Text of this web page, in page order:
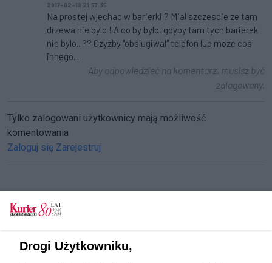
2017-02-19 21:57:35
Na prostej wjechac w barierki ? Mial szczescie ze tam
drzewa nie bylo ! A co by bylo, gdyby tam tych barierek
nie bylo...?? Czyzby "obslugiwal" telefon lub moze cos
innego...
Aby odpowiedzieć na komentarz, musisz być
zalogowany.
Tylko zalogowani użytkownicy mają możliwość
komentowania
Zaloguj się Zarejestruj
CZYTAJ TAKŻE
Wypadek na Wyszyńskiego [GALERIA, FILM]
Drogi Użytkowniku,